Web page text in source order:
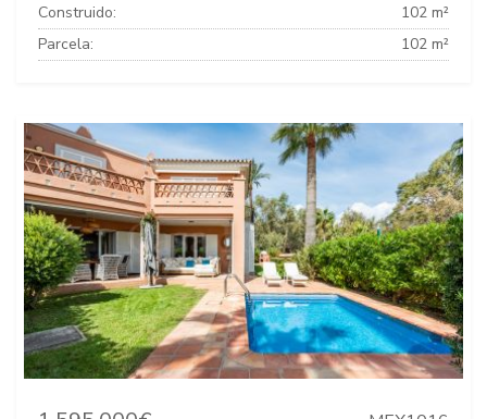
Construido:
102 m²
Parcela:
102 m²